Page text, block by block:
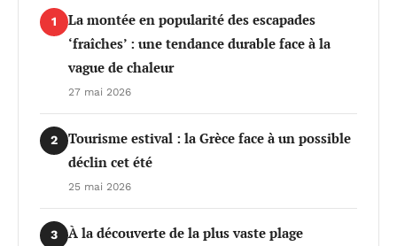
1
La montée en popularité des escapades
‘fraîches’ : une tendance durable face à la
vague de chaleur
27 mai 2026
2
Tourisme estival : la Grèce face à un possible
déclin cet été
25 mai 2026
3
À la découverte de la plus vaste plage